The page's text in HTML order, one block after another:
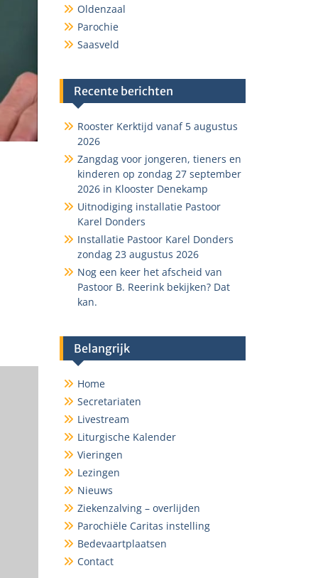
Outlook Live
Oldenzaal
Parochie
Saasveld
Recente berichten
Rooster Kerktijd vanaf 5 augustus
2026
Zangdag voor jongeren, tieners en
kinderen op zondag 27 september
2026 in Klooster Denekamp
Uitnodiging installatie Pastoor
Karel Donders
Installatie Pastoor Karel Donders
zondag 23 augustus 2026
Nog een keer het afscheid van
Pastoor B. Reerink bekijken? Dat
kan.
Belangrijk
Home
Secretariaten
Livestream
Liturgische Kalender
Vieringen
Lezingen
Nieuws
Ziekenzalving – overlijden
Parochiële Caritas instelling
Bedevaartplaatsen
Contact